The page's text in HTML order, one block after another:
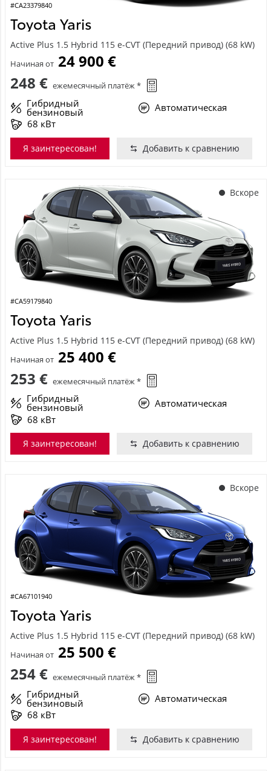
#CA23379840
Toyota Yaris
Active Plus 1.5 Hybrid 115 e-CVT (Передний привод) (68 kW)
Начиная от 24 900 €
248 € ежемесячный платёж *
Гибридный
бензиновый
Автоматическая
68 кВт
Я заинтересован! Добавить к сравнению
Вскоре
#CA59179840
Toyota Yaris
Active Plus 1.5 Hybrid 115 e-CVT (Передний привод) (68 kW)
Начиная от 25 400 €
253 € ежемесячный платёж *
Гибридный
бензиновый
Автоматическая
68 кВт
Я заинтересован! Добавить к сравнению
Вскоре
#CA67101940
Toyota Yaris
Active Plus 1.5 Hybrid 115 e-CVT (Передний привод) (68 kW)
Начиная от 25 500 €
254 € ежемесячный платёж *
Гибридный
бензиновый
Автоматическая
68 кВт
Я заинтересован! Добавить к сравнению